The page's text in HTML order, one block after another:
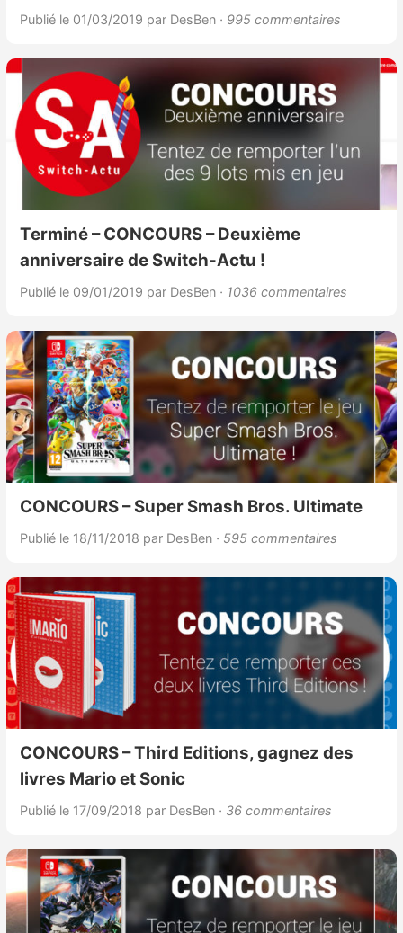
Publié le 01/03/2019 par DesBen · 995 commentaires
Terminé – CONCOURS – Deuxième
anniversaire de Switch-Actu !
Publié le 09/01/2019 par DesBen · 1036 commentaires
CONCOURS – Super Smash Bros. Ultimate
Publié le 18/11/2018 par DesBen · 595 commentaires
CONCOURS – Third Editions, gagnez des
livres Mario et Sonic
Publié le 17/09/2018 par DesBen · 36 commentaires